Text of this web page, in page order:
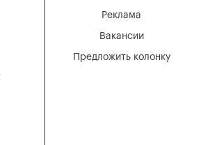
Вакансии
Реклама
Предложить колонку